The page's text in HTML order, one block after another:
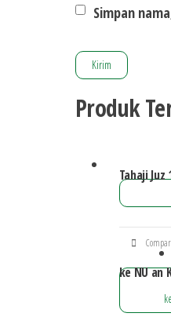
Simpan
Produk
Tahaji Juz
ke NU an